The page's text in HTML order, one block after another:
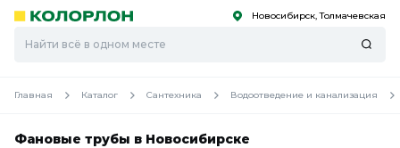
Скоро
Скоро Новосибирск, Толмачевская
Главная Каталог Сантехника Водоотведение и канализация
Фановые трубы в Новосибирске